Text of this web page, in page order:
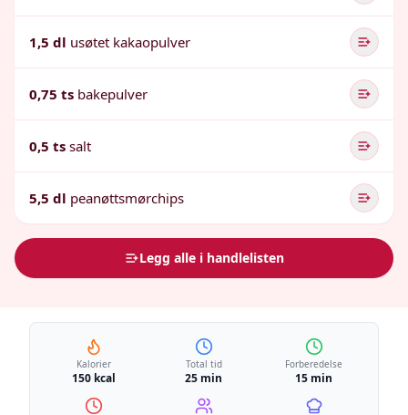
1,5 dl usøtet kakaopulver
0,75 ts bakepulver
0,5 ts salt
5,5 dl peanøttsmørchips
Legg alle i handlelisten
Kalorier
150 kcal
Total tid
25 min
Forberedelse
15 min